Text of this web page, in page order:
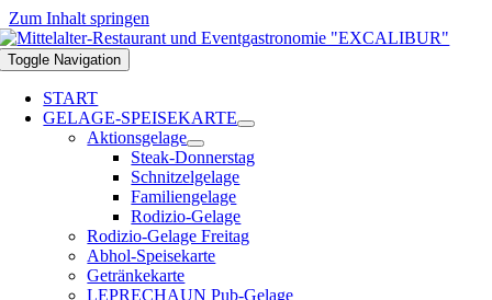
Zum Inhalt springen
Toggle Navigation
START
GELAGE-SPEISEKARTE
Aktionsgelage
Steak-Donnerstag
Schnitzelgelage
Familiengelage
Rodizio-Gelage
Rodizio-Gelage Freitag
Abhol-Speisekarte
Getränkekarte
LEPRECHAUN Pub-Gelage